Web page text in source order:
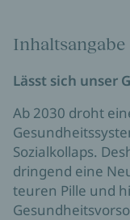
Inhaltsangabe
Lässt sich unser
Ab 2030 droht
Sozialkollaps.
dringend eine
teuren Pille und